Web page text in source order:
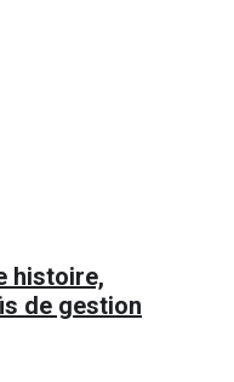
histoire,
de gestion